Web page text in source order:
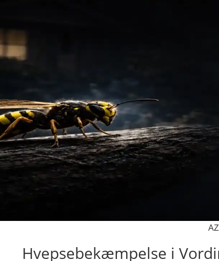
Hvepsebekæmpelse i